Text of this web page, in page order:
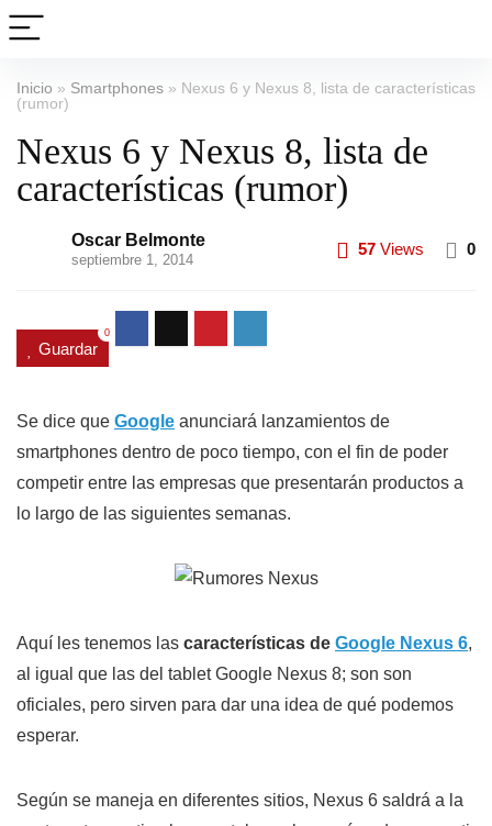
Inicio » Smartphones » Nexus 6 y Nexus 8, lista de características
(rumor)
Nexus 6 y Nexus 8, lista de
características (rumor)
Oscar Belmonte
septiembre 1, 2014
57 Views 0
Guardar
0
Se dice que Google anunciará lanzamientos de
smartphones dentro de poco tiempo, con el fin de poder
competir entre las empresas que presentarán productos a
lo largo de las siguientes semanas.
Aquí les tenemos las características de Google Nexus 6,
al igual que las del tablet Google Nexus 8; son son
oficiales, pero sirven para dar una idea de qué podemos
esperar.
Según se maneja en diferentes sitios, Nexus 6 saldrá a la